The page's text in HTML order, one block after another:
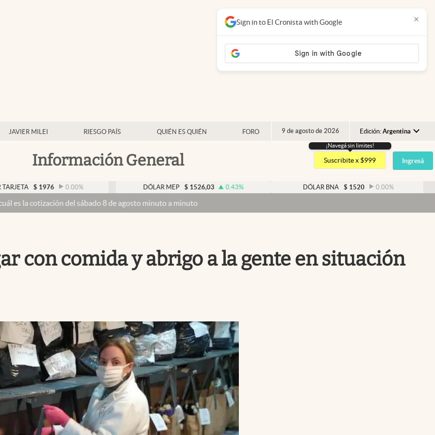
JAVIER MILEI RIESGO PAÍS QUIÉN ES QUIÉN FORO 9 de agosto de 2026 Edición: Argentina
Argentina
España
USA
Información General
¡Navegá sin limites!
Suscribite x $999 Ingresá
1976 0.00% $ 1526,03 0.43% $ 1520 0.00%
del sábado 8 de agosto minuto a minuto
Sign in to El Cronista with Google ×
con comida y abrigo a la gente en situación